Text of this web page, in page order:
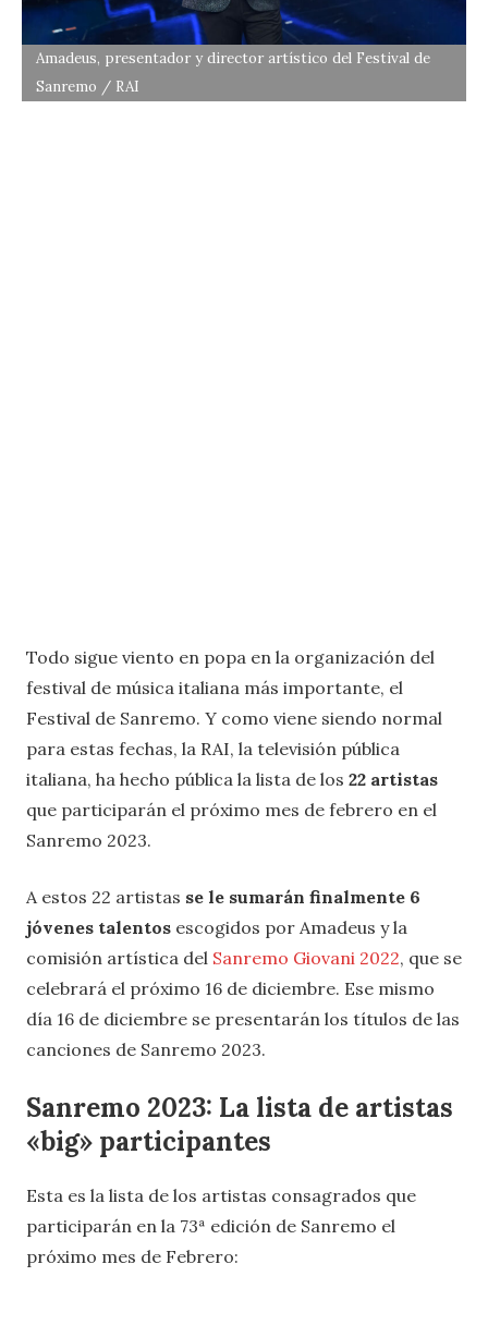
Amadeus, presentador y director artístico del Festival de
Sanremo / RAI
Todo sigue viento en popa en la organización del
festival de música italiana más importante, el
Festival de Sanremo. Y como viene siendo normal
para estas fechas, la RAI, la televisión pública
italiana, ha hecho pública la lista de los 22 artistas
que participarán el próximo mes de febrero en el
Sanremo 2023.
A estos 22 artistas se le sumarán finalmente 6
jóvenes talentos escogidos por Amadeus y la
comisión artística del Sanremo Giovani 2022, que se
celebrará el próximo 16 de diciembre. Ese mismo
día 16 de diciembre se presentarán los títulos de las
canciones de Sanremo 2023.
Sanremo 2023: La lista de artistas
«big» participantes
Esta es la lista de los artistas consagrados que
participarán en la 73ª edición de Sanremo el
próximo mes de Febrero: